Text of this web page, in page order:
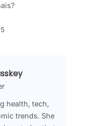
health, tech,
trends. She